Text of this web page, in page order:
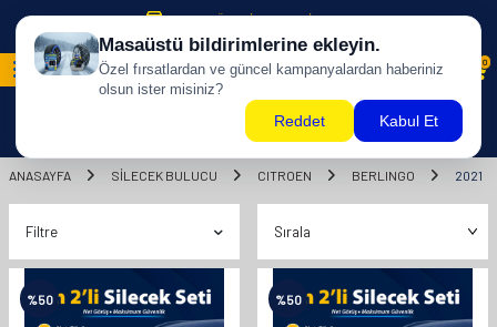
500 TL ÜZERİ KARGO BİZDEN !
0
ANASAYFA SILECEK BULUCU CITROEN BERLINGO 2021
Filtre
%50 %50